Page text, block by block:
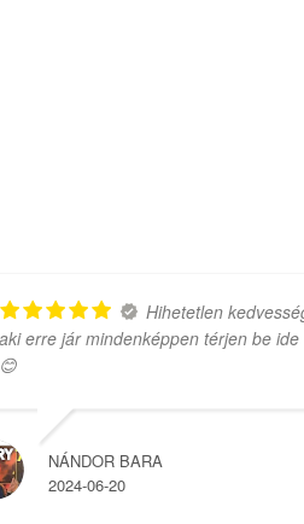
Hihetetlen
aki erre jár mindenképpen térjen be ide
😊
NÁNDOR BARA
2024-06-20